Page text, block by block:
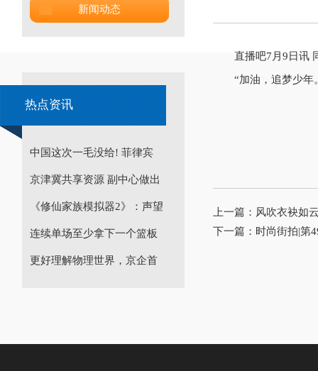
新闻动态
热点资讯
中国这次一毛没给! 菲律宾
京津冀共享资源 副中心做出
《修仙家族模拟器2》：声望
连续单场至少拿下一个篮板
更好理解物理世界，京企首
直播吧7月9日讯
“加油，追梦少年
上一篇： 风吹衣袂如
下一篇： 时尚街拍|第